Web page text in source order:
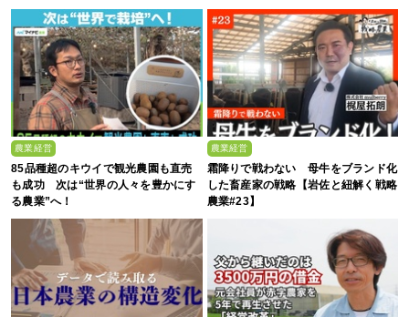
農業経営
85品種超のキウイで観光農園も直売
も成功 次は“世界の人々を豊かにす
る農業”へ！
農業経営
霜降りで戦わない 母牛をブランド化
した畜産家の戦略【岩佐と紐解く戦略
農業#23】